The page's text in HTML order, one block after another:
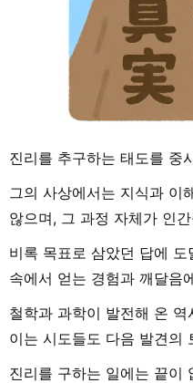
진리를 추구하는 태도를 중
그의 사상에서는 지식과 이
않으며, 그 과정 자체가 인
비록 목표로 삼았던 답에
속에서 얻는 경험과 깨달음
철학과 과학이 발전해 온
이는 시도들도 다음 발견의
진리를 구하는 일에는 끝이